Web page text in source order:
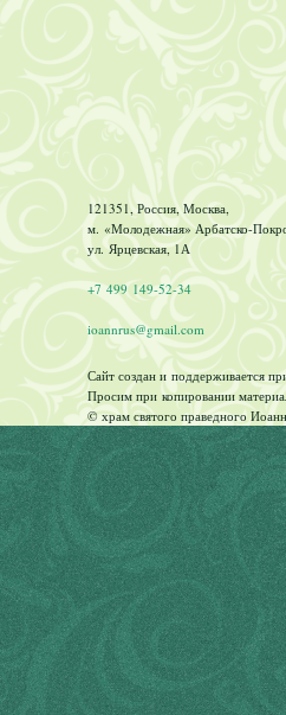
121351, Россия, Москва,
м. «Молодежная» Арбатско-
ул. Ярцевская, 1А
+7 499 149-52-34
ioannrus@gmail.com
Сайт создан и поддерживается
Просим при копировании
© храм святого праведного